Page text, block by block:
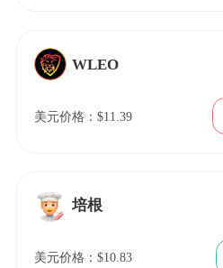
WLEO
美元价格：$11.39
培根
美元价格：$10.83